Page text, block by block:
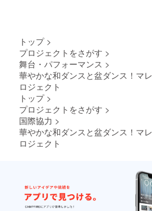
トップ >
プロジェクトをさがす >
舞台・パフォーマンス >
華やかな和ダンスと盆ダンス！マ
ロジェクト
トップ >
プロジェクトをさがす >
国際協力 >
華やかな和ダンスと盆ダンス！マ
ロジェクト